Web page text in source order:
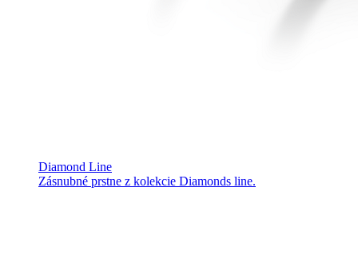
Diamond Line
Zásnubné prstne z kolekcie Diamonds line.